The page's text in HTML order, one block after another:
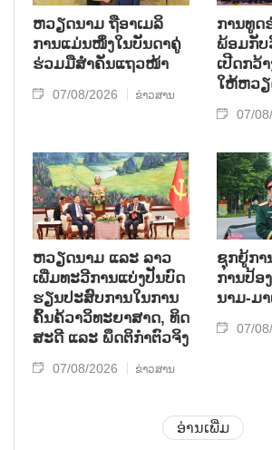
ຫ​ວຽດ​ນາມ ຖື​ອາ​ເມ​ລິ​
ການ​ແມ່ນ​ໜຶ່ງ​ໃນ​ບັນ​ດາ​ຄູ່​
ຮ່ວມ​ມື​ສຳ​ຄັນ​ແຖວ​ໜ້າ
07/08/2026 ຂ່າວສານ
ການ​ທູດ​
ພ້ອມກັບ​
ເປີດກວ້
ໃຫ້​ຫວຽ
07/
ຫວຽດ​ນາມ ແລະ ລາວ​
ເພີ່ມ​ທະ​ວີ​ການ​ແບ່​ງ​ປັນ​ບົດ​
ຮຽນ​ປະ​ສົບ​ການ​ໃນ​ການ​
ຄົ້ນ​ຄ້​ວາ​ວິ​ທະ​ຍາ​ສາດ, ທິດ​
ສະ​ດີ ແລະ ພຶດ​ຕິ​ກຳຕົວ​ຈິງ
07/08/2026 ຂ່າວສານ
ຊຸກ​ຍູ້​ກາ
ການ​ປ້ອ
ນາມ-ມາ​
07/
ອ່ານເພີ່ມ